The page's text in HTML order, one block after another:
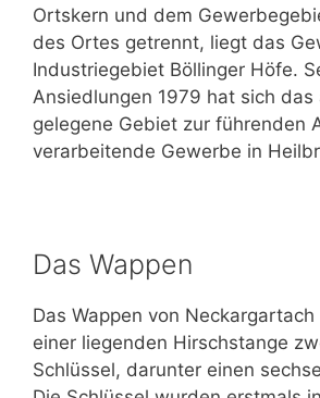
Ortskern und dem
des Ortes getrennt, liegt das
Industriegebiet Böllinger Höfe.
Ansiedlungen 1979 hat sich das
gelegene Gebiet zur führenden
verarbeitende Gewerbe in
Das Wappen
Das Wappen von
einer liegenden Hirschstange
Schlüssel, darunter einen